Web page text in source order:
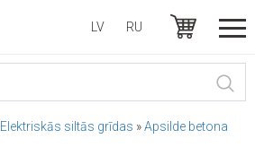
LV RU
Elektriskās siltās grīdas »Apsilde betona